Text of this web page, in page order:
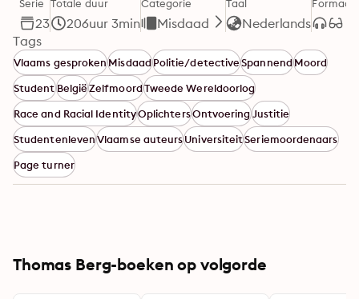
Serie
23
Totale duur
206uur 3min
Categorie
Misdaad
Taal
Nederlands
Formaat
Tags
Vlaams gesprokenMisdaadPolitie/detectiveSpannendMoord
StudentBelgiëZelfmoordTweede Wereldoorlog
Race and Racial IdentityOplichtersOntvoeringJustitie
StudentenlevenVlaamse auteursUniversiteitSeriemoordenaars
Page turner
Thomas Berg-boeken op volgorde